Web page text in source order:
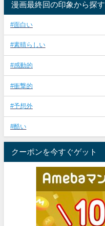
漫画最終回の印象から探す
#面白い
#素晴らしい
#感動的
#衝撃的
#予想外
#酷い
クーポンを今すぐゲット